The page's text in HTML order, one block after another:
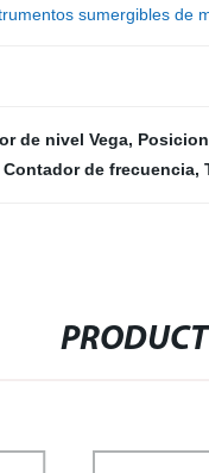
sumergibles de
de nivel Vega,
Contador de frecuencia,